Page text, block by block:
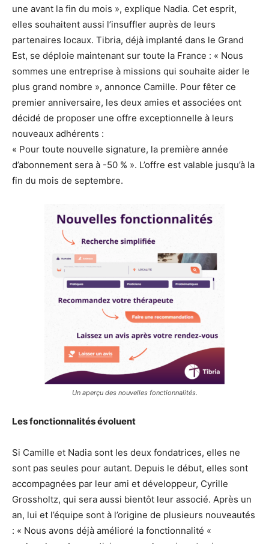
une avant la fin du mois », explique Nadia. Cet esprit,
elles souhaitent aussi l’insuffler auprès de leurs
partenaires locaux. Tibria, déjà implanté dans le Grand
Est, se déploie maintenant sur toute la France : « Nous
sommes une entreprise à missions qui souhaite aider le
plus grand nombre », annonce Camille. Pour fêter ce
premier anniversaire, les deux amies et associées ont
décidé de proposer une offre exceptionnelle à leurs
nouveaux adhérents :
« Pour toute nouvelle signature, la première année
d’abonnement sera à -50 % ». L’offre est valable jusqu’à la
fin du mois de septembre.
Un aperçu des nouvelles fonctionnalités.
Les fonctionnalités évoluent
Si Camille et Nadia sont les deux fondatrices, elles ne
sont pas seules pour autant. Depuis le début, elles sont
accompagnées par leur ami et développeur, Cyrille
Grossholtz, qui sera aussi bientôt leur associé. Après un
an, lui et l’équipe sont à l’origine de plusieurs nouveautés
: « Nous avons déjà amélioré la fonctionnalité «